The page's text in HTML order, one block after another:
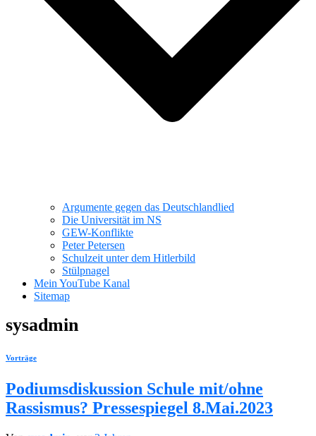
Argumente gegen das Deutschlandlied
Die Universität im NS
GEW-Konflikte
Peter Petersen
Schulzeit unter dem Hitlerbild
Stülpnagel
Mein YouTube Kanal
Sitemap
sysadmin
Vorträge
Podiumsdiskussion Schule mit/ohne
Rassismus? Pressespiegel 8.Mai.2023